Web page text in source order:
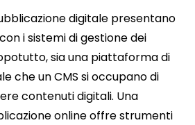
digitale presentano
i sistemi di gestione dei
sia una piattaforma di
che un CMS si occupano di
contenuti digitali. Una
online offre strumenti